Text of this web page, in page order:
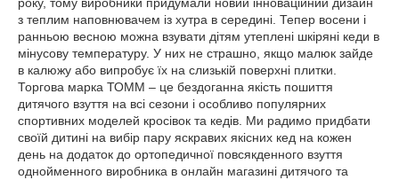
з теплим наповнювачем із хутра в середині. Тепер восени і
ранньою весною можна взувати дітям утеплені шкіряні кеди в
мінусову температуру. У них не страшно, якщо малюк зайде
в калюжу або випробує їх на слизькій поверхні плитки.
Торгова марка ТОММ – це бездоганна якість пошиття
дитячого взуття на всі сезони і особливо популярних
спортивних моделей кросівок та кедів. Ми радимо придбати
своїй дитині на вибір пару яскравих якісних кед на кожен
день на додаток до ортопедичної повсякденного взуття
однойменного виробника в онлайн магазині дитячого та